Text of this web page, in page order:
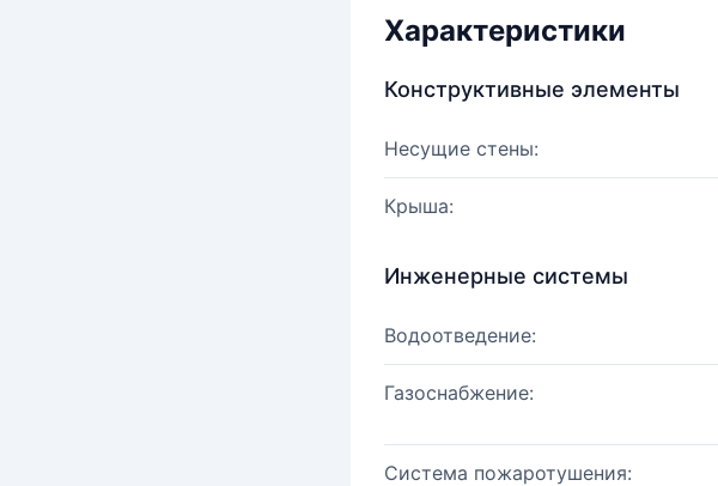
Характеристики
Конструктивные элементы
Несущие стены:
Крыша:
Инженерные системы
Водоотведение:
Газоснабжение:
Система пожаротушения: